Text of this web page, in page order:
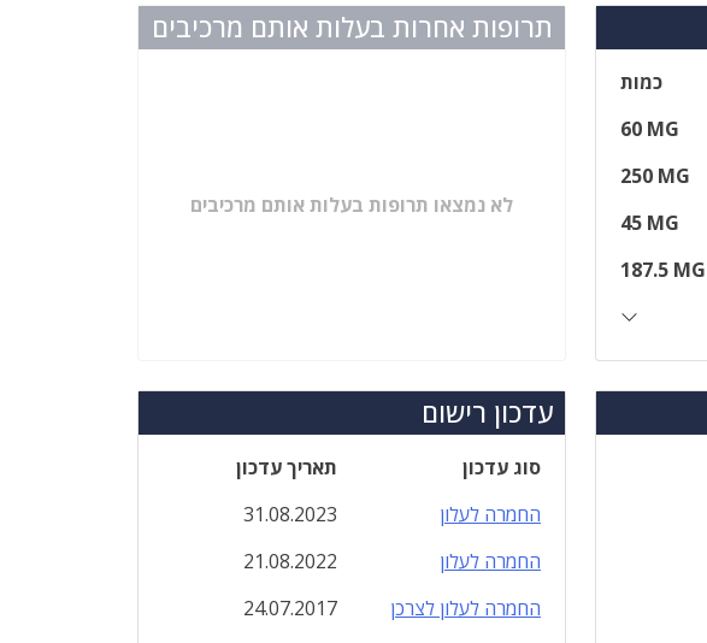
כמות
60 MG
250 MG
45 MG
187.5 MG
תרופות אחרות בעלות אותם מרכיבים
לא נמצאו תרופות בעלות אותם מרכיבים
עדכון רישום
סוג עדכון
תאריך עדכון
החמרה לעלון
31.08.2023
החמרה לעלון
21.08.2022
החמרה לעלון לצרכן
24.07.2017